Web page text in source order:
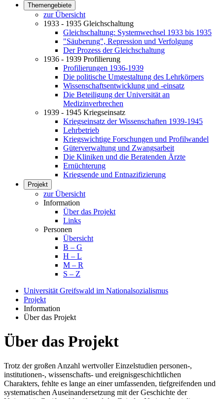
Themengebiete
zur Übersicht
1933 - 1935 Gleichschaltung
Gleichschaltung: Systemwechsel 1933 bis 1935
"Säuberung", Repression und Verfolgung
Der Prozess der Gleichschaltung
1936 - 1939 Profilierung
Profilierungen 1936-1939
Die politische Umgestaltung des Lehrkörpers
Wissenschaftsentwicklung und -einsatz
Die Beteiligung der Universität an
Medizinverbrechen
1939 - 1945 Kriegseinsatz
Kriegseinsatz der Wissenschaften 1939-1945
Lehrbetrieb
Kriegswichtige Forschungen und Profilwandel
Güterverwaltung und Zwangsarbeit
Die Kliniken und die Beratenden Ärzte
Ernüchterung
Kriegsende und Entnazifizierung
Projekt
zur Übersicht
Information
Über das Projekt
Links
Personen
Übersicht
B – G
H – L
M – R
S – Z
Universität Greifswald im Nationalsozialismus
Projekt
Information
Über das Projekt
Über das Projekt
Trotz der großen Anzahl wertvoller Einzelstudien personen-,
institutionen-, wissenschafts- und ereignisgeschichtlichen
Charakters, fehlte es lange an einer umfassenden, tiefgreifenden und
systematischen Auseinandersetzung mit der Geschichte der